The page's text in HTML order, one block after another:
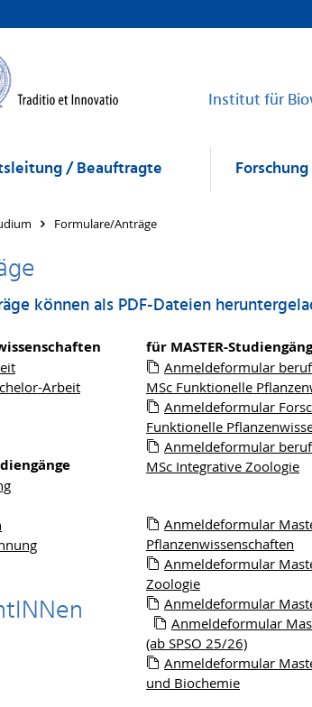
Institut für
/ Beauftragte Forschung
Formulare/Anträge
können als PDF-Dateien
Arbeit
für MASTER-
Anmeldeformular
MSc Funktionelle
Anmeldeformular
Funktionelle
Anmeldeformular
MSc Integrative Zoologie
Anmeldeformular
Pflanzenwissenschaften
Anmeldeformular
Zoologie
Anmeldeformular
Anmeldeformular
(ab SPSO 25/26)
Anmeldeformular
und Biochemie